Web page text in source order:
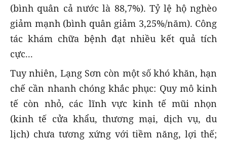
(bình quân cả nước là 88,7%). Tỷ lệ hộ nghèo
giảm mạnh (bình quân giảm 3,25%/năm). Công
tác khám chữa bệnh đạt nhiều kết quả tích
cực...
Tuy nhiên, Lạng Sơn còn một số khó khăn, hạn
chế cần nhanh chóng khắc phục: Quy mô kinh
tế còn nhỏ, các lĩnh vực kinh tế mũi nhọn
(kinh tế cửa khẩu, thương mại, dịch vụ, du
lịch) chưa tương xứng với tiềm năng, lợi thế;